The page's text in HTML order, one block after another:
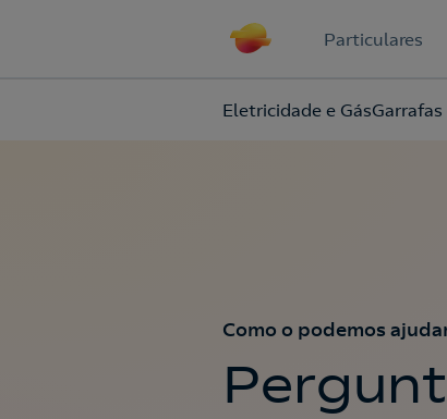
Particulares
Eletricidade e GásGarrafas
Como o podemos